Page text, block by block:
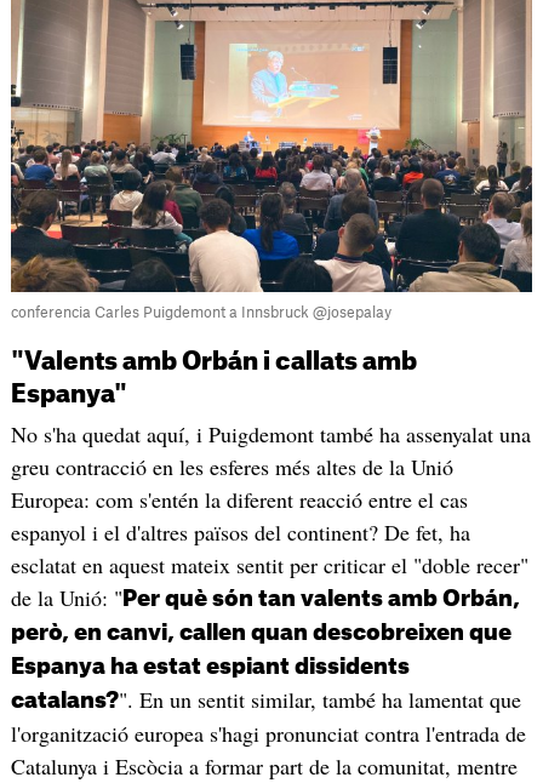
conferencia Carles Puigdemont a Innsbruck @josepalay
"Valents amb Orbán i callats amb
Espanya"
No s'ha quedat aquí, i Puigdemont també ha assenyalat una
greu contracció en les esferes més altes de la Unió
Europea: com s'entén la diferent reacció entre el cas
espanyol i el d'altres països del continent? De fet, ha
esclatat en aquest mateix sentit per criticar el "doble recer"
de la Unió: " Per què són tan valents amb Orbán,
però, en canvi, callen quan descobreixen que
Espanya ha estat espiant dissidents
catalans?". En un sentit similar, també ha lamentat que
l'organització europea s'hagi pronunciat contra l'entrada de
Catalunya i Escòcia a formar part de la comunitat, mentre